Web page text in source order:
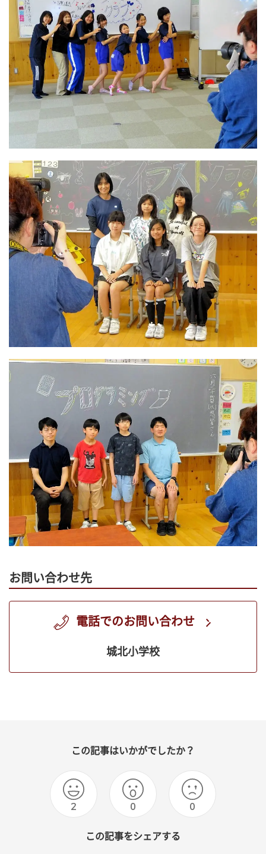
お問い合わせ先
電話でのお問い合わせ
城北小学校
この記事はいかがでしたか？
2 0 0
この記事をシェアする